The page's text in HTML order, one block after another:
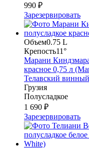
990 ₽
Зарезервировать
Объем0.75 L
Крепость11°
Марани
красное 0,75 л
Телавский
Грузия
Полусладкое
1 690 ₽
Зарезервировать